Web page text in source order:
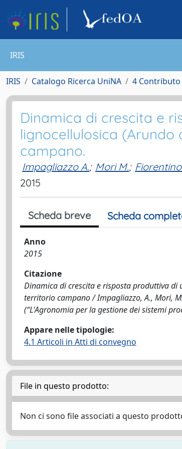
IRIS
IRIS Catalogo Ricerca UniNA 4 Contributo
Dinamica di crescita e
lignocellulosica
campano.
Impagliazzo A.; Mori M.;
2015
Scheda breve Scheda
Anno
2015
Citazione
Dinamica di crescita e risposta produttiva
territorio campano / Impagliazzo, A., Mori,
(“L'Agronomia per la gestione dei sistemi
Appare nelle tipologie:
4.1 Articoli in Atti di convegno
File in questo prodotto:
Non ci sono file associati a questo